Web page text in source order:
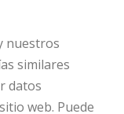
nuestros
similares
datos
web. Puede